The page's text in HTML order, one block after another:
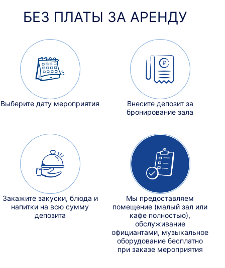
БЕЗ ПЛАТЫ ЗА АРЕНДУ
Выберите дату мероприятия
Внесите депозит за
бронирование зала
Закажите закуски, блюда и
напитки на всю сумму
депозита
Мы предоставляем
помещение (малый зал или
кафе полностью),
обслуживание
официантами, музыкальное
оборудование бесплатно
при заказе мероприятия